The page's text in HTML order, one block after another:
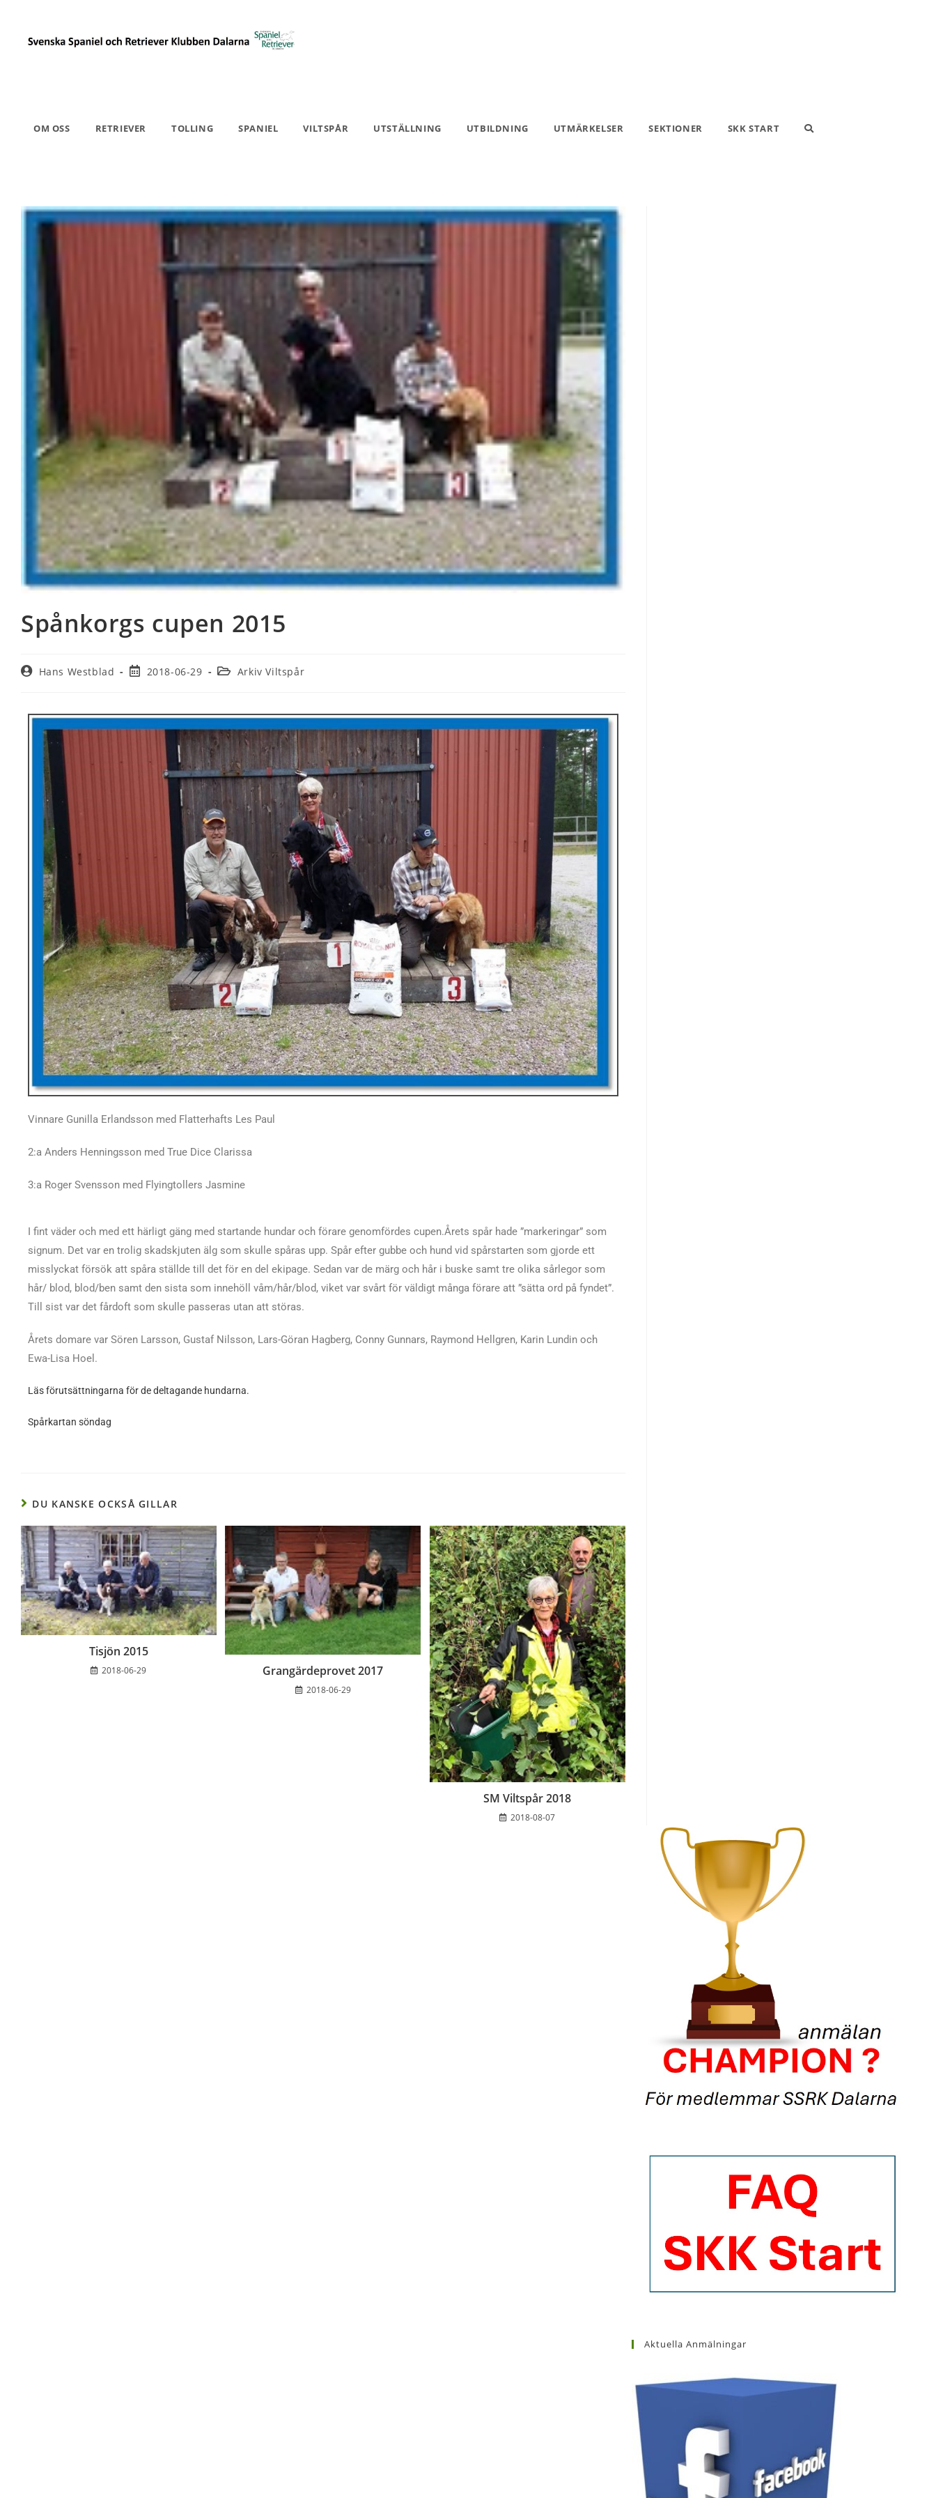
OM OSS RETRIEVER TOLLING SPANIEL VILTSPÅR UTSTÄLLNING UTBILDNING UTMÄRKELSER SEKTIONER SKK START
Spånkorgs cupen 2015
Hans Westblad 2018-06-29 Arkiv Viltspår
Vinnare Gunilla Erlandsson med Flatterhafts Les Paul
2:a Anders Henningsson med True Dice Clarissa
3:a Roger Svensson med Flyingtollers Jasmine
I fint väder och med ett härligt gäng med startande hundar och förare genomfördes cupen.Årets spår hade ”markeringar” som
signum. Det var en trolig skadskjuten älg som skulle spåras upp. Spår efter gubbe och hund vid spårstarten som gjorde ett
misslyckat försök att spåra ställde till det för en del ekipage. Sedan var de märg och hår i buske samt tre olika sårlegor som
hår/ blod, blod/ben samt den sista som innehöll våm/hår/blod, viket var svårt för väldigt många förare att ”sätta ord på fyndet”.
Till sist var det fårdoft som skulle passeras utan att störas.
Årets domare var Sören Larsson, Gustaf Nilsson, Lars-Göran Hagberg, Conny Gunnars, Raymond Hellgren, Karin Lundin och
Ewa-Lisa Hoel.
Läs förutsättningarna för de deltagande hundarna.
Spårkartan söndag
DU KANSKE OCKSÅ GILLAR
Tisjön 2015
2018-06-29 Grangärdeprovet 2017
2018-06-29
SM Viltspår 2018
2018-08-07
Aktuella Anmälningar